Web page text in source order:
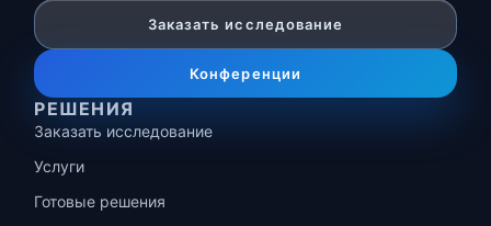
Заказать исследование
Конференции
РЕШЕНИЯ
Заказать исследование
Услуги
Готовые решения